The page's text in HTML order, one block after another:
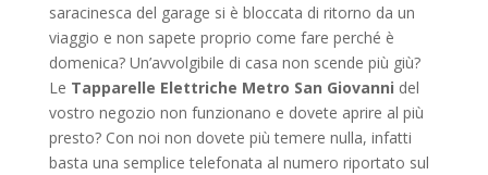
saracinesca del garage si è bloccata di ritorno da un
viaggio e non sapete proprio come fare perché è
domenica? Un’avvolgibile di casa non scende più giù?
Le Tapparelle Elettriche Metro San Giovanni del
vostro negozio non funzionano e dovete aprire al più
presto? Con noi non dovete più temere nulla, infatti
basta una semplice telefonata al numero riportato sul